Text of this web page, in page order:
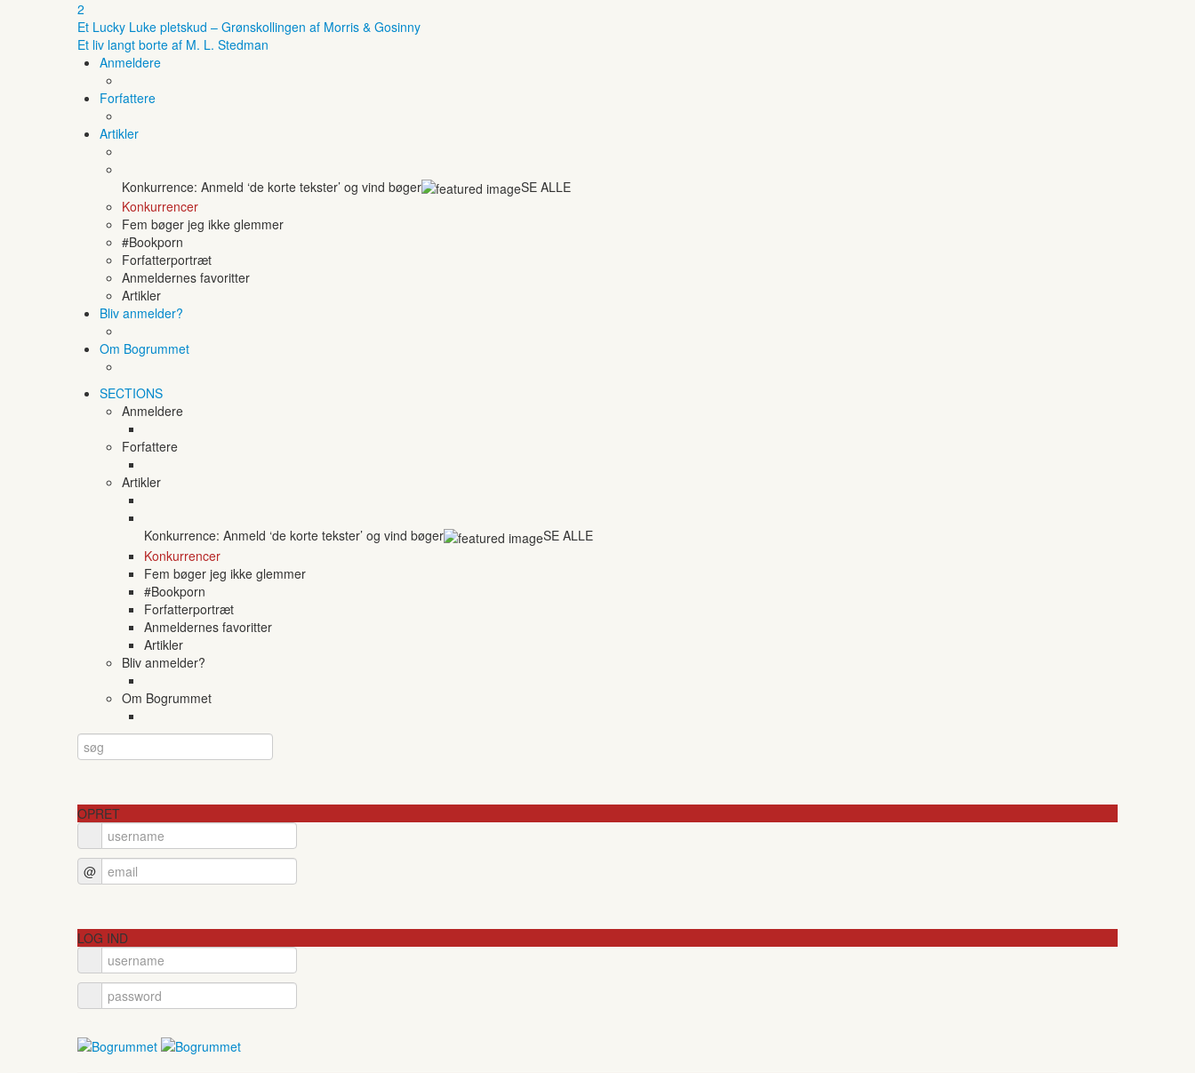
2
Et Lucky Luke pletskud – Grønskollingen af Morris & Gosinny
Et liv langt borte af M. L. Stedman
Anmeldere
Forfattere
Artikler
Konkurrence: Anmeld ‘de korte tekster’ og vind bøger
SE ALLE
Konkurrencer
Fem bøger jeg ikke glemmer
#Bookporn
Forfatterportræt
Anmeldernes favoritter
Artikler
Bliv anmelder?
Om Bogrummet
SECTIONS
Anmeldere
Forfattere
Artikler
Konkurrence: Anmeld ‘de korte tekster’ og vind bøger
SE ALLE
Konkurrencer
Fem bøger jeg ikke glemmer
#Bookporn
Forfatterportræt
Anmeldernes favoritter
Artikler
Bliv anmelder?
Om Bogrummet
OPRET
@
LOG IND